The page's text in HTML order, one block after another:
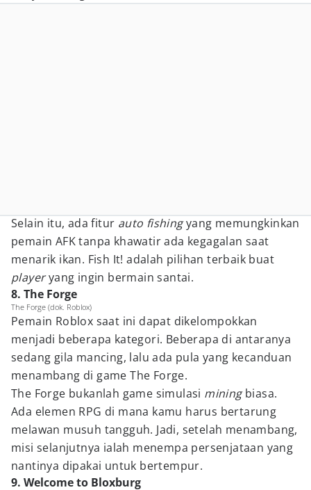
Selain itu, ada fitur auto fishingyang memungkinkan
pemain AFK tanpa khawatir ada kegagalan saat
menarik ikan. Fish It! adalah pilihan terbaik buat
playeryang ingin bermain santai.
8. The Forge
The Forge (dok. Roblox)
Pemain Roblox saat ini dapat dikelompokkan
menjadi beberapa kategori. Beberapa di antaranya
sedang gila mancing, lalu ada pula yang kecanduan
menambang di game The Forge.
The Forge bukanlah game simulasi miningbiasa.
Ada elemen RPG di mana kamu harus bertarung
melawan musuh tangguh. Jadi, setelah menambang,
misi selanjutnya ialah menempa persenjataan yang
nantinya dipakai untuk bertempur.
9. Welcome to Bloxburg